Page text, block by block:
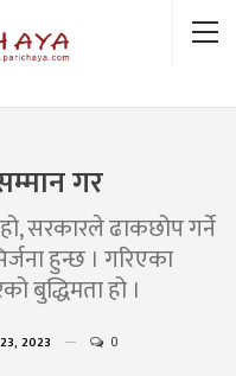
गर
सरकारले ढाकछोप गर्ने
हुन्छ । गरिएका
बुद्धिमता हो ।
2023 0